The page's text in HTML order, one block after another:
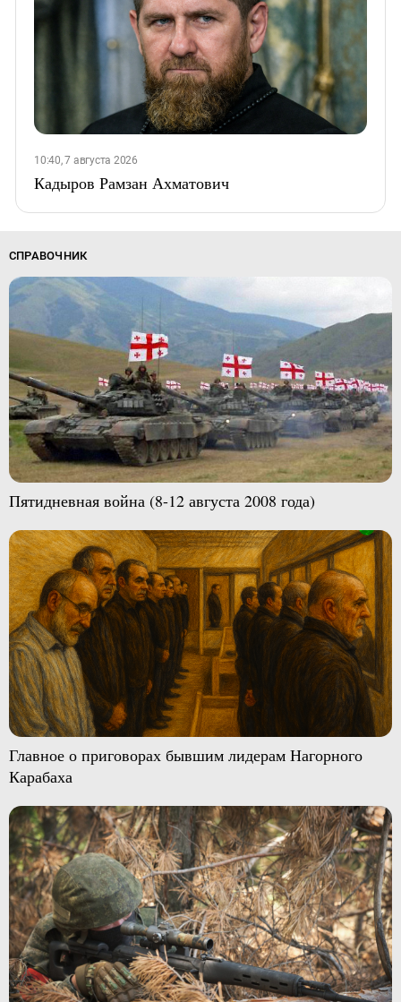
10:40, 7 августа 2026
Кадыров Рамзан Ахматович
СПРАВОЧНИК
Пятидневная война (8-12 августа 2008 года)
Главное о приговорах бывшим лидерам Нагорного
Карабаха